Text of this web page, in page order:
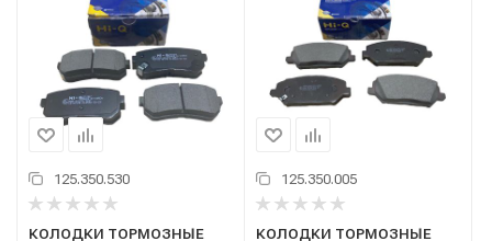
125.350.530
КОЛОДКИ ТОРМОЗНЫЕ
125.350.005
КОЛОДКИ ТОРМОЗНЫЕ